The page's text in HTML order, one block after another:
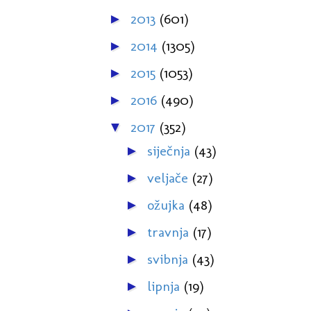
► 2013 (601)
► 2014 (1305)
► 2015 (1053)
► 2016 (490)
▼ 2017 (352)
► siječnja (43)
► veljače (27)
► ožujka (48)
► travnja (17)
► svibnja (43)
► lipnja (19)